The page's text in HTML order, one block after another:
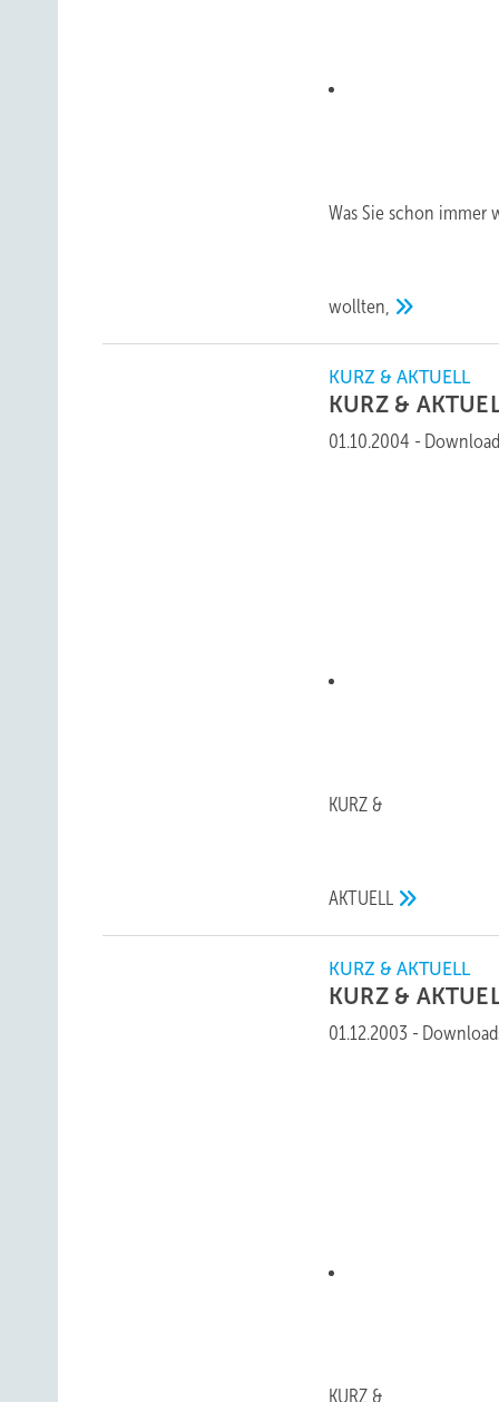
Was Sie schon immer
wollten,
KURZ & AKTUELL
KURZ &
01.10.2004 -
KURZ &
AKTUELL
KURZ & AKTUELL
KURZ &
01.12.2003 -
KURZ &